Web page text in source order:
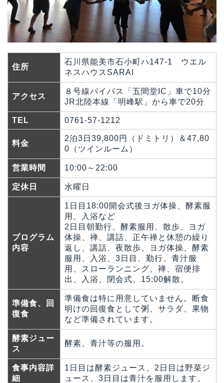
住所
石川県能美市石小町ハ147-1 ウエル
ネスハウスSARAI
アクセス
８号線バイパス「五間堂IC」車で10分
JR北陸本線「明峰駅」から車で20分
TEL 0761-57-1212
料金
2泊3日39,800円（ドミトリ）＆47,80
0（ツインルーム）
営業時間 10:00～22:00
定休日 水曜日
プログラム
内容
1日目18:00開会式後ヨガ体操、酵素服
用、入浴など
2日目朝勤行、酵素服用、散歩、ヨガ
体操、禅、講話、正午禅と休憩の繰り
返し、講話、夜散歩、ヨガ体操、酵素
服用、入浴、3日目、勤行、青汁服
用、スローランニング、禅、宿便排
出、入浴、閉会式、15:00解散。
準備食、回
復食
準備食は特に用意していません。断食
明けの回復食として粥、サラダ、果物
など準備されています。
酵素ジュー
ス
酵素、青汁等の服用。
食事内容詳
細
1日目は酵素ジュース、2日目は野菜ジ
ュース、3日目は青汁を服用します。